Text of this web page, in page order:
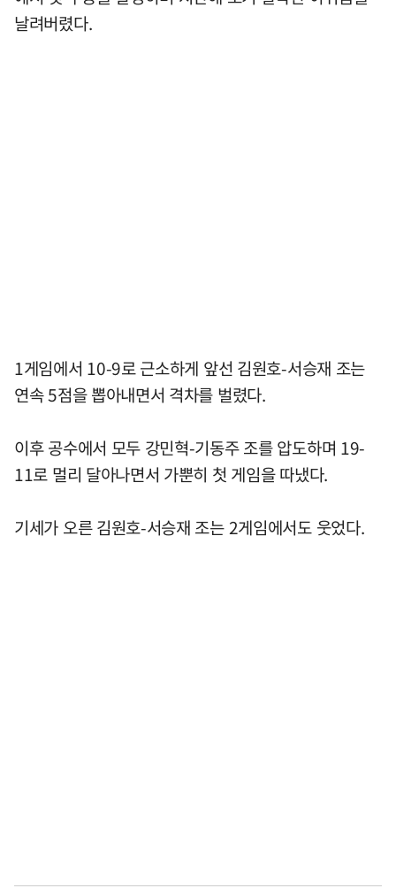
날려버렸다.
1게임에서 10-9로 근소하게 앞선 김원호-서승재 조는
연속 5점을 뽑아내면서 격차를 벌렸다.
이후 공수에서 모두 강민혁-기동주 조를 압도하며 19-
11로 멀리 달아나면서 가뿐히 첫 게임을 따냈다.
기세가 오른 김원호-서승재 조는 2게임에서도 웃었다.